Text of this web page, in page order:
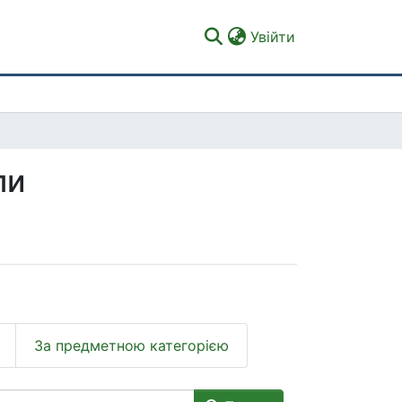
Увійти
За предметною категорією